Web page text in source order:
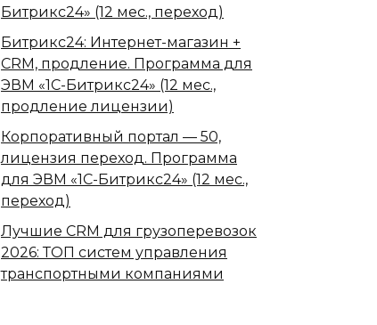
Битрикс24» (12 мес., переход)
Битрикс24: Интернет-магазин +
CRM, продление. Программа для
ЭВМ «1С-Битрикс24» (12 мес.,
продление лицензии)
Корпоративный портал — 50,
лицензия переход. Программа
для ЭВМ «1С-Битрикс24» (12 мес.,
переход)
Лучшие CRM для грузоперевозок
2026: ТОП систем управления
транспортными компаниями